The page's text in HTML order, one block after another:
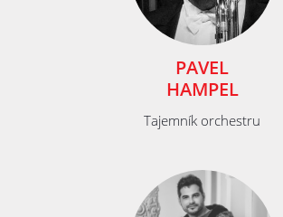
PAVEL
HAMPEL
Tajemník orchestru